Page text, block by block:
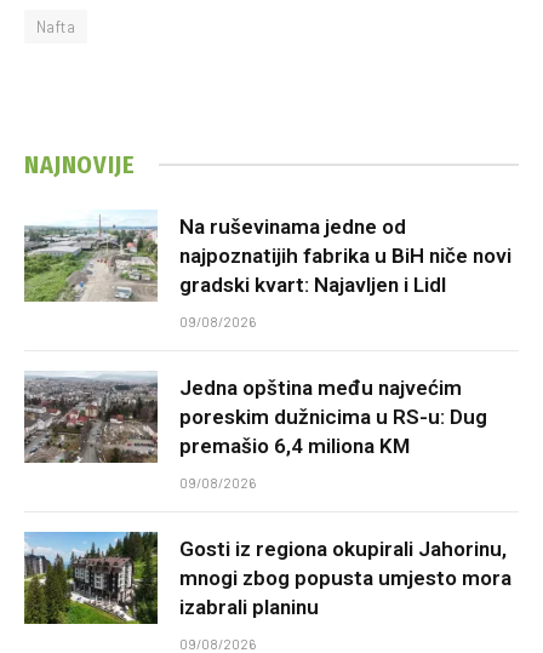
Nafta
NAJNOVIJE
Na ruševinama jedne od
najpoznatijih fabrika u BiH niče novi
gradski kvart: Najavljen i Lidl
09/08/2026
Jedna opština među najvećim
poreskim dužnicima u RS-u: Dug
premašio 6,4 miliona KM
09/08/2026
Gosti iz regiona okupirali Jahorinu,
mnogi zbog popusta umjesto mora
izabrali planinu
09/08/2026